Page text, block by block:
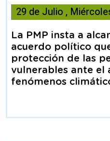
29 de Julio ,
La PMP insta a
acuerdo político
protección de las
vulnerables ante el
fenómenos